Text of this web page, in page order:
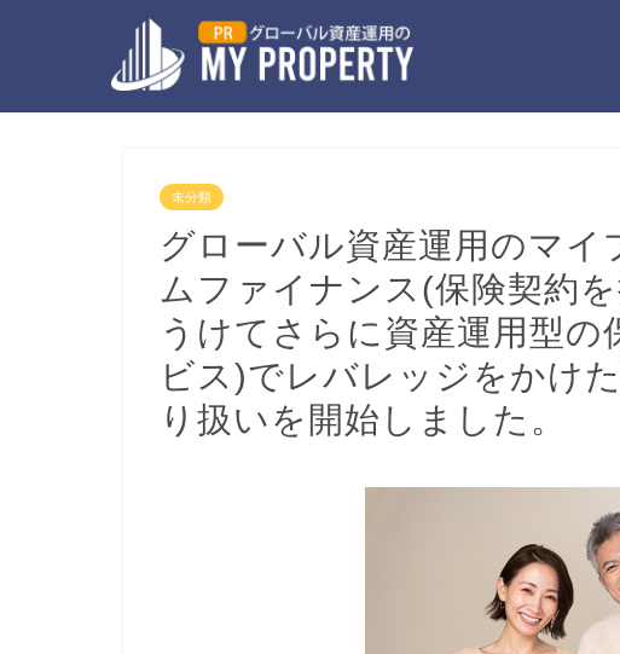
未分類
グローバル資産運用のマ
ムファイナンス(保険契約
うけてさらに資産運用型の
ビス)でレバレッジをかけ
り扱いを開始しました。